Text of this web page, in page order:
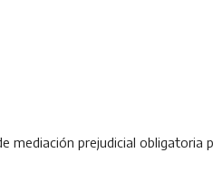
mediación prejudicial obligatoria